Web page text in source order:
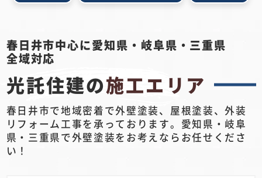
春日井市中心に愛知県・岐阜県・三重県
全域対応
光託住建の施工エリア
春日井市で地域密着で外壁塗装、屋根塗装、外装
リフォーム工事を承っております。愛知県・岐阜
県・三重県で外壁塗装をお考えならお任せくださ
い！